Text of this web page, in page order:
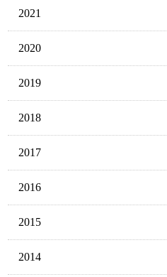
2021
2020
2019
2018
2017
2016
2015
2014